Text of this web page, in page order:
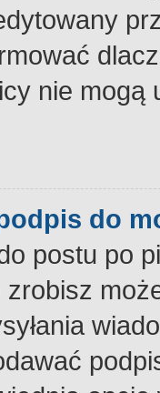
nie
do
postu po
zrobisz